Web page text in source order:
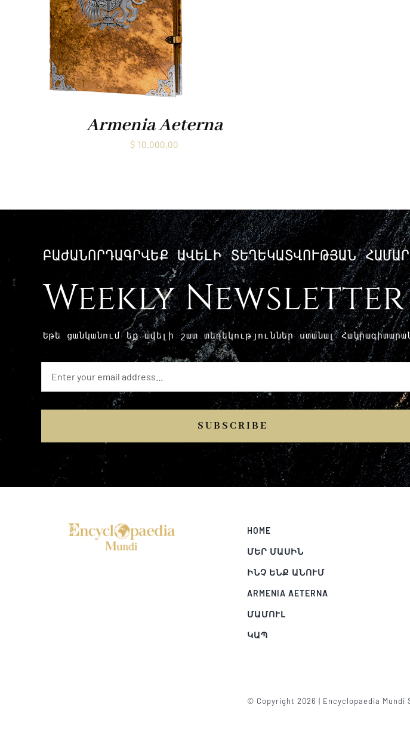
Armenia Aeterna
$ 10.000,00
ԲԱԺԱՆՈՐԴԱԳՐՎԵՔ ԱՎԵԼԻ ՏԵՂԵԿԱՏՎՈՒԹՅԱՆ ՀԱՄԱՐ
Weekly Newsletter
Եթե ​​ցանկանում եք ավելի շատ տեղեկություններ ստանալ
SUBSCRIBE
HOME
ՄԵՐ ՄԱՍԻՆ
ԻՆՉ ԵՆՔ ԱՆՈՒՄ
ARMENIA AETERNA
ՄԱՄՈՒԼ
ԿԱՊ
© Copyright 2026 | Encyclopaedia Mundi